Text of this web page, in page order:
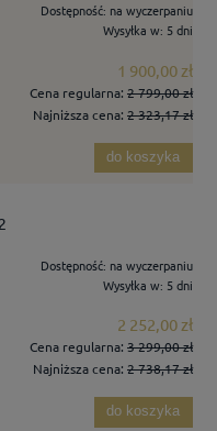
Dostępność: na wyczerpaniu
Wysyłka w: 5 dni
1 900,00 zł
Cena regularna: 2 799,00 zł
Najniższa cena: 2 323,17 zł
do koszyka
Dostępność: na wyczerpaniu
Wysyłka w: 5 dni
2 252,00 zł
Cena regularna: 3 299,00 zł
Najniższa cena: 2 738,17 zł
do koszyka